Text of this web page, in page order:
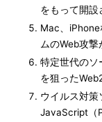
をもって開設
Mac、
ムのWeb攻撃
特定世代のソ
を狙った
ウイルス対
JavaScript（